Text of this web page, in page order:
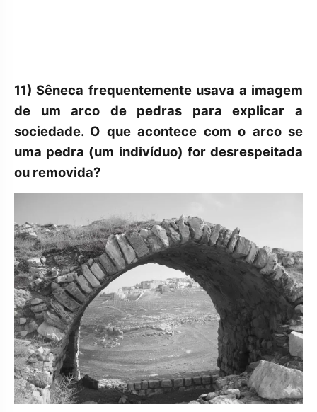
11) Sêneca frequentemente usava a imagem
de um arco de pedras para explicar a
sociedade. O que acontece com o arco se
uma pedra (um indivíduo) for desrespeitada
ou removida?